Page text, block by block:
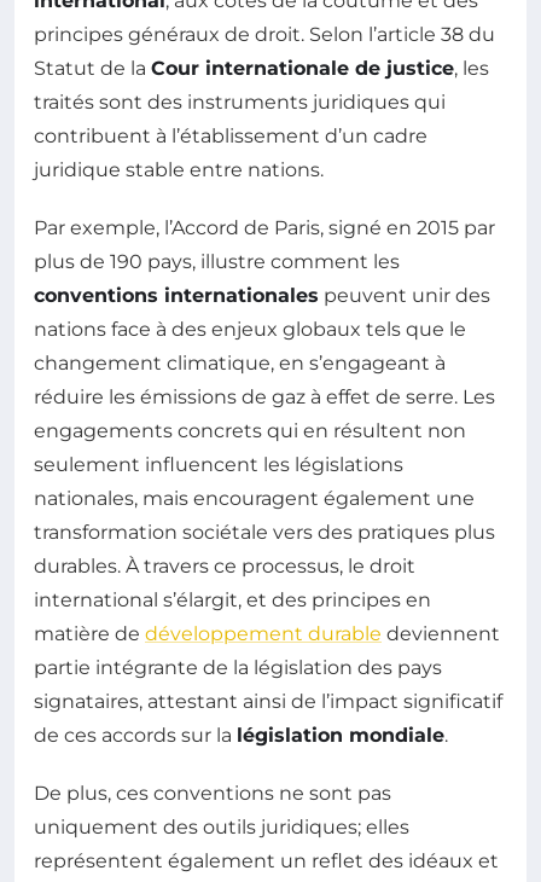
principes généraux de droit. Selon l’article 38 du
Statut de la Cour internationale de justice, les
traités sont des instruments juridiques qui
contribuent à l’établissement d’un cadre
juridique stable entre nations.
Par exemple, l’Accord de Paris, signé en 2015 par
plus de 190 pays, illustre comment les
conventions internationales peuvent unir des
nations face à des enjeux globaux tels que le
changement climatique, en s’engageant à
réduire les émissions de gaz à effet de serre. Les
engagements concrets qui en résultent non
seulement influencent les législations
nationales, mais encouragent également une
transformation sociétale vers des pratiques plus
durables. À travers ce processus, le droit
international s’élargit, et des principes en
matière de développement durable deviennent
partie intégrante de la législation des pays
signataires, attestant ainsi de l’impact significatif
de ces accords sur la législation mondiale.
De plus, ces conventions ne sont pas
uniquement des outils juridiques; elles
représentent également un reflet des idéaux et